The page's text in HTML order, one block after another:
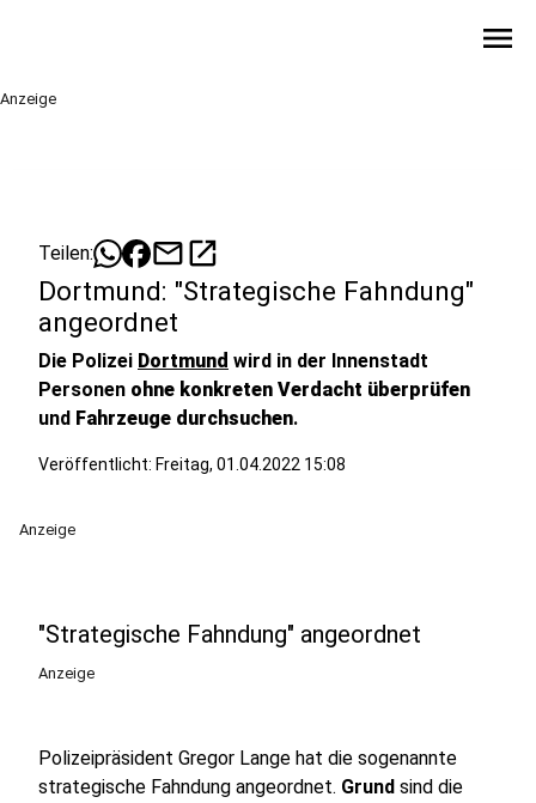
menu
Anzeige
Teilen: mailopen_in_new
Dortmund: "Strategische Fahndung"
angeordnet
Die Polizei Dortmund wird in der Innenstadt
Personen ohne konkreten Verdacht überprüfen
und Fahrzeuge durchsuchen.
Veröffentlicht: Freitag, 01.04.2022 15:08
Anzeige
"Strategische Fahndung" angeordnet
Anzeige
Polizeipräsident Gregor Lange hat die sogenannte
strategische Fahndung angeordnet. Grund sind die